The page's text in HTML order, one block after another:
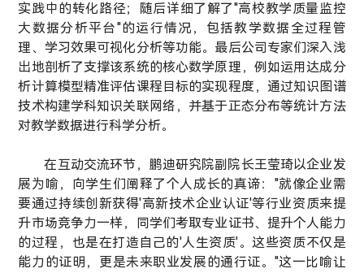
实践中的转化路径；随后详细了解了"高校教学质量监控
大数据分析平台"的运行情况，包括教学数据全过程管
理、学习效果可视化分析等功能。最后公司专家们深入浅
出地剖析了支撑该系统的核心数学原理，例如运用达成分
析计算模型精准评估课程目标的实现程度，通过知识图谱
技术构建学科知识关联网络，并基于正态分布等统计方法
对教学数据进行科学分析。
在互动交流环节，鹏迪研究院副院长王莹琦以企业发
展为喻，向学生们阐释了个人成长的真谛："就像企业需
要通过持续创新获得'高新技术企业认证'等行业资质来提
升市场竞争力一样，同学们考取专业证书、提升个人能力
的过程，也是在打造自己的'人生资质'。这些资质不仅是
能力的证明，更是未来职业发展的通行证。"这一比喻让